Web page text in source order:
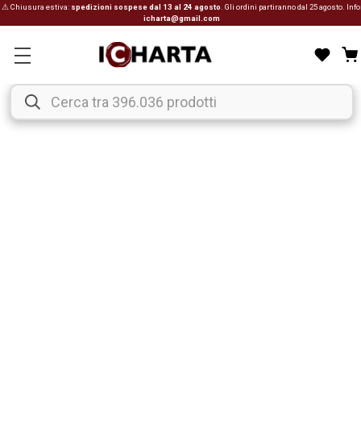
⚠ Chiusura estiva: spedizioni sospese dal 13 al 24 agosto . Gli ordini partiranno dal 25 agosto. Info:
icharta@gmail.com